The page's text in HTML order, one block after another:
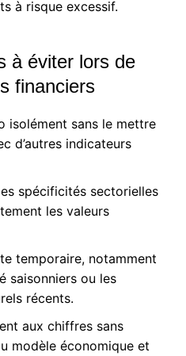
à risque excessif.
à éviter lors de
financiers
isolément sans le mettre
d’autres indicateurs
spécificités sectorielles
les valeurs
temporaire, notamment
saisonniers ou les
récents.
aux chiffres sans
modèle économique et